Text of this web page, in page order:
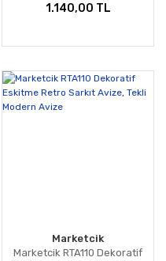
1.140,00 TL
Marketcik
Marketcik RTA110 Dekoratif